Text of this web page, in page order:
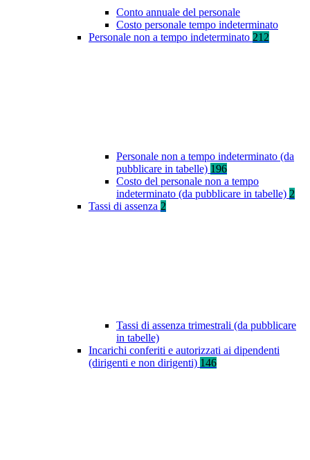
Conto annuale del personale
Costo personale tempo indeterminato
Personale non a tempo indeterminato 212
Personale non a tempo indeterminato (da
pubblicare in tabelle) 196
Costo del personale non a tempo
indeterminato (da pubblicare in tabelle) 2
Tassi di assenza 2
Tassi di assenza trimestrali (da pubblicare
in tabelle)
Incarichi conferiti e autorizzati ai dipendenti
(dirigenti e non dirigenti) 146